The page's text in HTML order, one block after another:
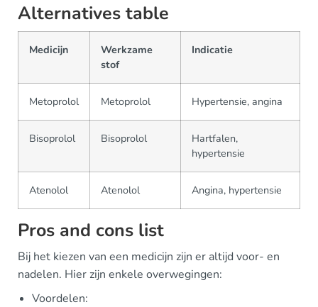
Alternatives table
Medicijn
Werkzame
stof
Indicatie
Metoprolol Metoprolol Hypertensie, angina
Bisoprolol Bisoprolol
Hartfalen,
hypertensie
Atenolol Atenolol Angina, hypertensie
Pros and cons list
Bij het kiezen van een medicijn zijn er altijd voor- en
nadelen. Hier zijn enkele overwegingen:
Voordelen: